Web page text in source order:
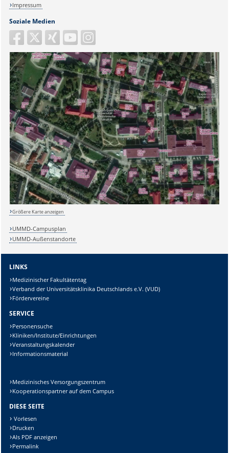
Sicherheitsabfrage:
Lösung:
Soziale Medien
Impressum
Größere Karte anzeigen
UMMD-Campusplan
UMMD-Außenstandorte
LINKS
Medizinischer Fakultätentag
Verband der Universitätsklinika Deutschlands e.V. (VUD)
Fördervereine
SERVICE
Personensuche
Kliniken/Institute/Einrichtungen
Veranstaltungskalender
Informationsmaterial
Medizinisches Versorgungszentrum
Kooperationspartner auf dem Campus
DIESE SEITE
Vorlesen
Drucken
Als PDF anzeigen
Permalink